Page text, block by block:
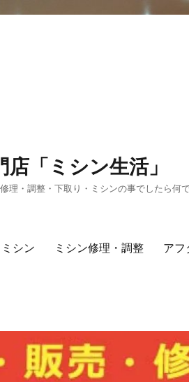
「ミシン生活」
・調整・下取り・ミシンの事でしたら何で
シン ミシン修理・調整 アフ